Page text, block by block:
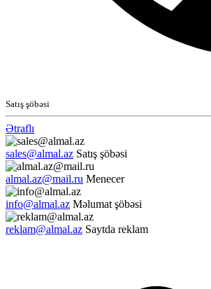
Satış şöbəsi
Ətraflı
sales@almal.az Satış şöbəsi
almal.az@mail.ru Menecer
info@almal.az Məlumat şöbəsi
reklam@almal.az Saytda reklam